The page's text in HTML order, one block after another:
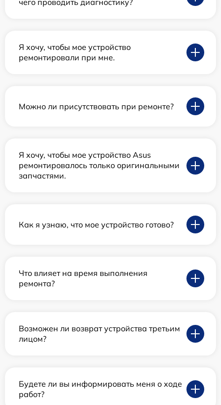
чего проводить диагностику?
Я хочу, чтобы мое устройство
ремонтировали при мне.
Можно ли присутствовать при ремонте?
Я хочу, чтобы мое устройство Asus
ремонтировалось только оригинальными
запчастями.
Как я узнаю, что мое устройство готово?
Что влияет на время выполнения
ремонта?
Возможен ли возврат устройства третьим
лицом?
Будете ли вы информировать меня о ходе
работ?